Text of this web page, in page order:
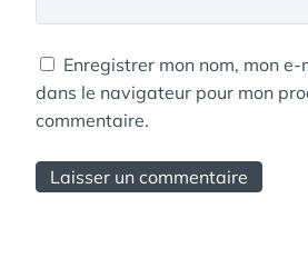
Enregistrer mon nom, mon
dans le navigateur pour mon
commentaire.